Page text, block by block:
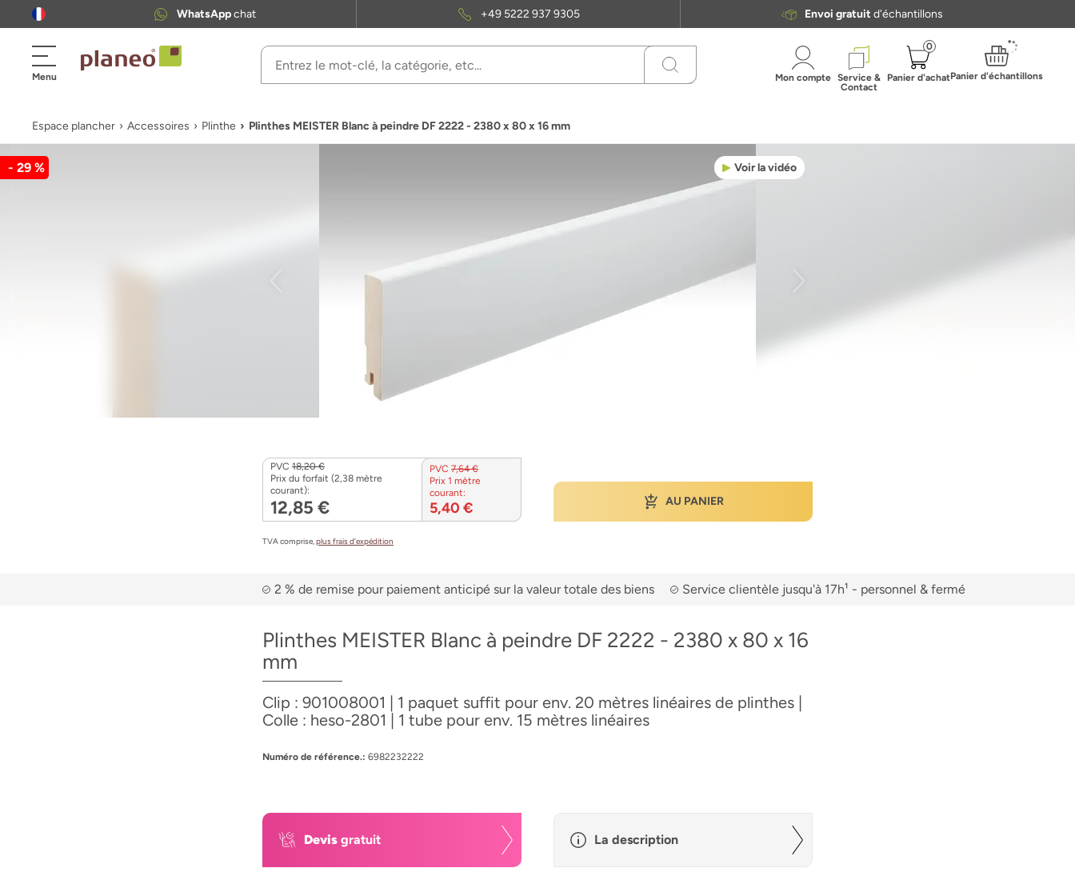
WhatsAppchat +49 5222 937 9305 Envoi gratuit d'échantillons
Menu Mon compte Service &
Contact
0
Panier d'achatPanier d'échantillons
Espace plancher Accessoires Plinthe Plinthes MEISTER Blanc à peindre DF 2222 - 2380 x 80 x 16 mm
Voir la vidéo
- 29 %
PVC 18,20 €
Prix du forfait (2,38 mètre
courant):
12,85 €
PVC 7,64 €
Prix 1 mètre
courant:
5,40 € AU PANIER
TVA comprise,plus frais d’expédition
2 % de remise pour paiement anticipé sur la valeur totale des biens Service clientèle jusqu'à 17h¹ - personnel & fermé
Plinthes MEISTER Blanc à peindre DF 2222 - 2380 x 80 x 16
mm
Clip : 901008001 | 1 paquet suffit pour env. 20 mètres linéaires de plinthes |
Colle : heso-2801 | 1 tube pour env. 15 mètres linéaires
Numéro de référence.: 6982232222
Devis gratuit La description